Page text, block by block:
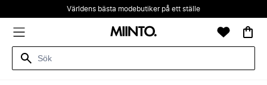
Världens bästa modebutiker på ett ställe